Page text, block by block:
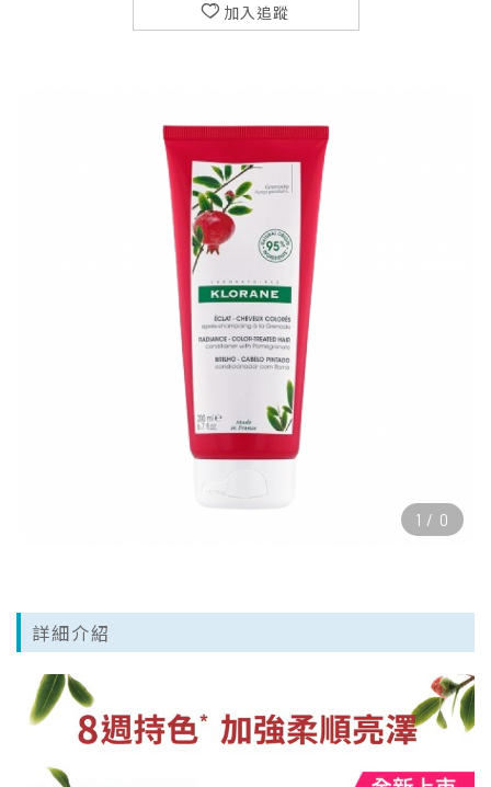
加入追蹤
1 / 0
詳細介紹